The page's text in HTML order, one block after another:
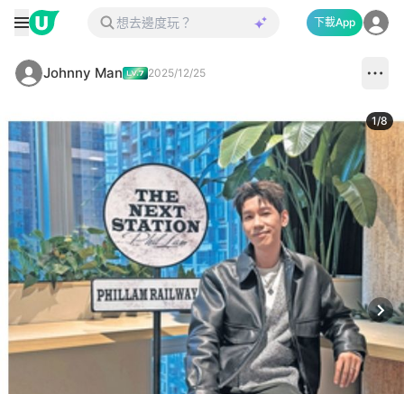
下載App
Johnny Man 2025/12/25
1/8